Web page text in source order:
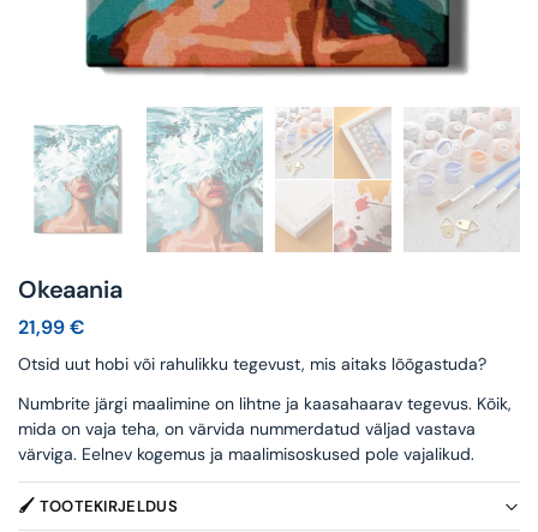
Okeaania
21,99€
Otsid uut hobi või rahulikku tegevust, mis aitaks lõõgastuda?
Numbrite järgi maalimine on lihtne ja kaasahaarav tegevus. Kõik,
mida on vaja teha, on värvida nummerdatud väljad vastava
värviga. Eelnev kogemus ja maalimisoskused pole vajalikud.
🖌️ TOOTEKIRJELDUS